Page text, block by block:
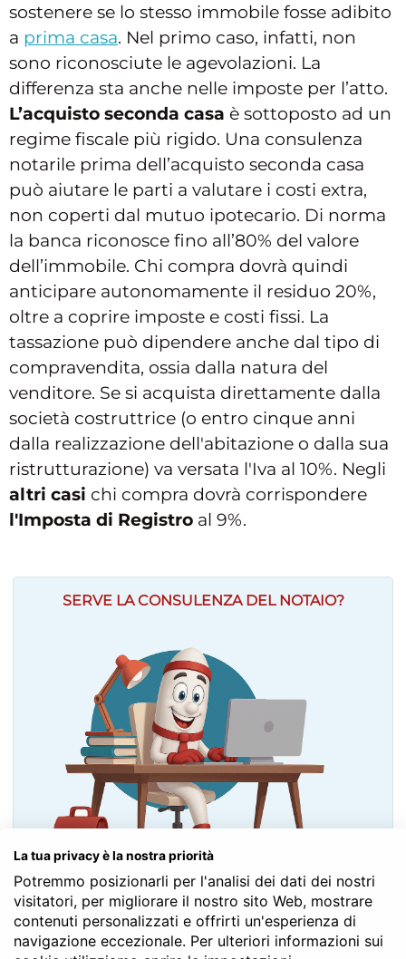
sostenere se lo stesso immobile fosse adibito
a prima casa. Nel primo caso, infatti, non
sono riconosciute le agevolazioni. La
differenza sta anche nelle imposte per l’atto.
L’acquisto seconda casa è sottoposto ad un
regime fiscale più rigido. Una consulenza
notarile prima dell’acquisto seconda casa
può aiutare le parti a valutare i costi extra,
non coperti dal mutuo ipotecario. Di norma
la banca riconosce fino all’80% del valore
dell’immobile. Chi compra dovrà quindi
anticipare autonomamente il residuo 20%,
oltre a coprire imposte e costi fissi. La
tassazione può dipendere anche dal tipo di
compravendita, ossia dalla natura del
venditore. Se si acquista direttamente dalla
società costruttrice (o entro cinque anni
dalla realizzazione dell'abitazione o dalla sua
ristrutturazione) va versata l'Iva al 10%. Negli
altri casi chi compra dovrà corrispondere
l'Imposta di Registro al 9%.
SERVE LA CONSULENZA DEL NOTAIO?
Contatta il Notaio Gratis
Fai un PREVENTIVO
La tua privacy è la nostra priorità
Potremmo posizionarli per l'analisi dei dati dei nostri
visitatori, per migliorare il nostro sito Web, mostrare
contenuti personalizzati e offrirti un'esperienza di
navigazione eccezionale. Per ulteriori informazioni sui